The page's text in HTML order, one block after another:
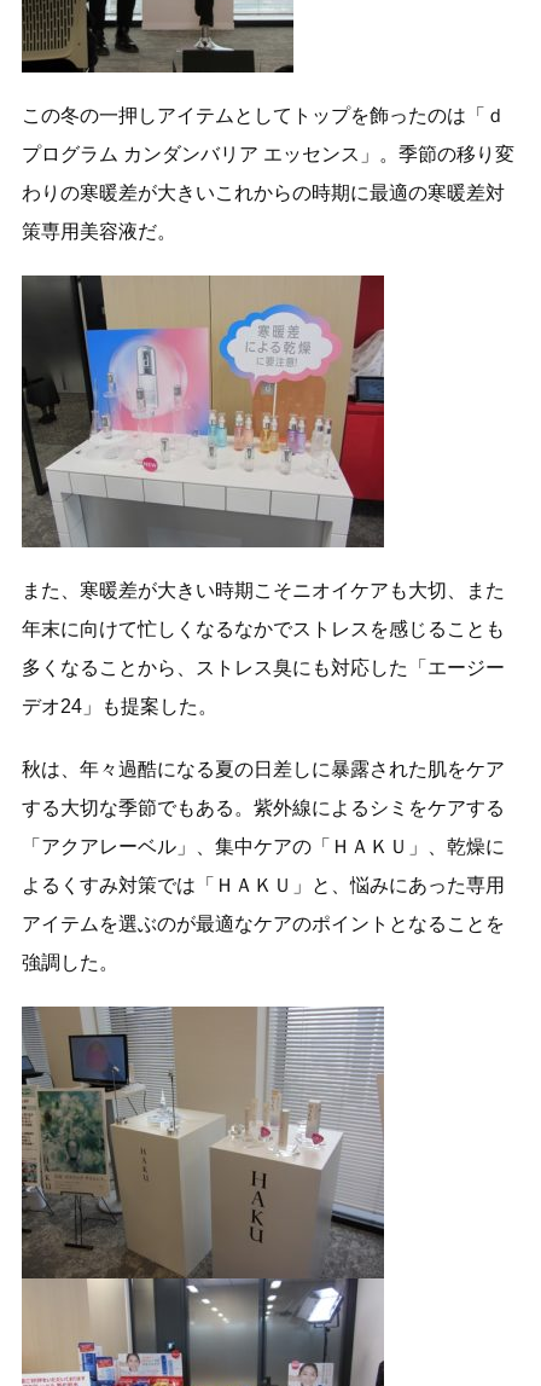
この冬の一押しアイテムとしてトップを飾ったのは「ｄ
プログラム カンダンバリア エッセンス」。季節の移り変
わりの寒暖差が大きいこれからの時期に最適の寒暖差対
策専用美容液だ。
また、寒暖差が大きい時期こそニオイケアも大切、また
年末に向けて忙しくなるなかでストレスを感じることも
多くなることから、ストレス臭にも対応した「エージー
デオ24」も提案した。
秋は、年々過酷になる夏の日差しに暴露された肌をケア
する大切な季節でもある。紫外線によるシミをケアする
「アクアレーベル」、集中ケアの「ＨＡＫＵ」、乾燥に
よるくすみ対策では「ＨＡＫＵ」と、悩みにあった専用
アイテムを選ぶのが最適なケアのポイントとなることを
強調した。